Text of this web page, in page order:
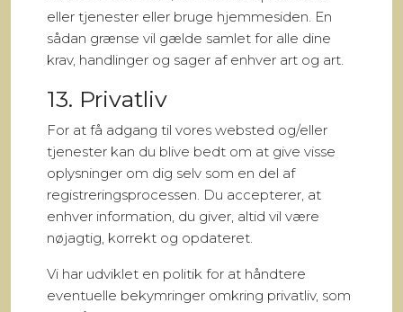
eller tjenester eller bruge hjemmesiden. En
sådan grænse vil gælde samlet for alle dine
krav, handlinger og sager af enhver art og art.
13. Privatliv
For at få adgang til vores websted og/eller
tjenester kan du blive bedt om at give visse
oplysninger om dig selv som en del af
registreringsprocessen. Du accepterer, at
enhver information, du giver, altid vil være
nøjagtig, korrekt og opdateret.
Vi har udviklet en politik for at håndtere
eventuelle bekymringer omkring privatliv, som